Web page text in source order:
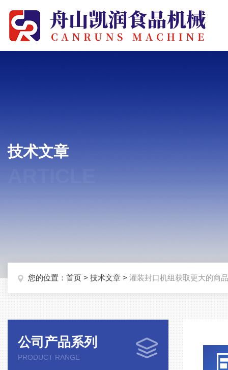
技术文章
您的位置： 首页 > 技术文章 > 灌装封口机组获取更大的商
公司产品系列
PRODUCT RANGE